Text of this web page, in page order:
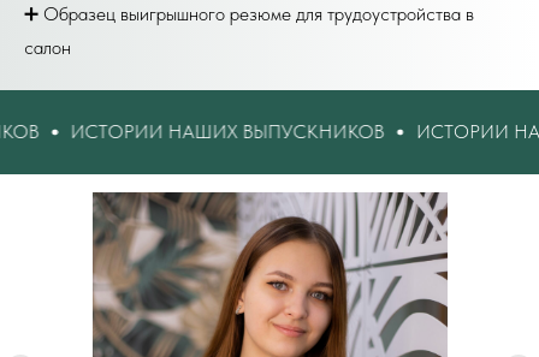
➕ Образец выигрышного резюме для трудоустройства в
салон
НАШИХ ВЫПУСКНИКОВ ИСТОРИИ НАШИХ